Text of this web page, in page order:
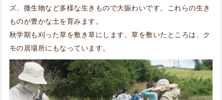
ズ、微生物など多様な生きもので大賑わいです。これらの生き
ものが豊かな土を育みます。
秋学期も刈った草を敷き草にします。草を敷いたところは、ク
モの居場所にもなっています。